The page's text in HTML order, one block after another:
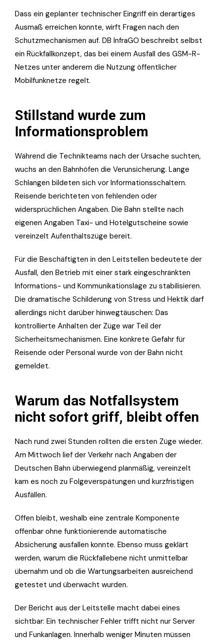
Dass ein geplanter technischer Eingriff ein derartiges
Ausmaß erreichen konnte, wirft Fragen nach den
Schutzmechanismen auf. DB InfraGO beschreibt selbst
ein Rückfallkonzept, das bei einem Ausfall des GSM-R-
Netzes unter anderem die Nutzung öffentlicher
Mobilfunknetze regelt.
Stillstand wurde zum
Informationsproblem
Während die Technikteams nach der Ursache suchten,
wuchs an den Bahnhöfen die Verunsicherung. Lange
Schlangen bildeten sich vor Informationsschaltern.
Reisende berichteten von fehlenden oder
widersprüchlichen Angaben. Die Bahn stellte nach
eigenen Angaben Taxi- und Hotelgutscheine sowie
vereinzelt Aufenthaltszüge bereit.
Für die Beschäftigten in den Leitstellen bedeutete der
Ausfall, den Betrieb mit einer stark eingeschränkten
Informations- und Kommunikationslage zu stabilisieren.
Die dramatische Schilderung von Stress und Hektik darf
allerdings nicht darüber hinwegtäuschen: Das
kontrollierte Anhalten der Züge war Teil der
Sicherheitsmechanismen. Eine konkrete Gefahr für
Reisende oder Personal wurde von der Bahn nicht
gemeldet.
Warum das Notfallsystem
nicht sofort griff, bleibt offen
Nach rund zwei Stunden rollten die ersten Züge wieder.
Am Mittwoch lief der Verkehr nach Angaben der
Deutschen Bahn überwiegend planmäßig, vereinzelt
kam es noch zu Folgeverspätungen und kurzfristigen
Ausfällen.
Offen bleibt, weshalb eine zentrale Komponente
offenbar ohne funktionierende automatische
Absicherung ausfallen konnte. Ebenso muss geklärt
werden, warum die Rückfallebene nicht unmittelbar
übernahm und ob die Wartungsarbeiten ausreichend
getestet und überwacht wurden.
Der Bericht aus der Leitstelle macht dabei eines
sichtbar: Ein technischer Fehler trifft nicht nur Server
und Funkanlagen. Innerhalb weniger Minuten müssen